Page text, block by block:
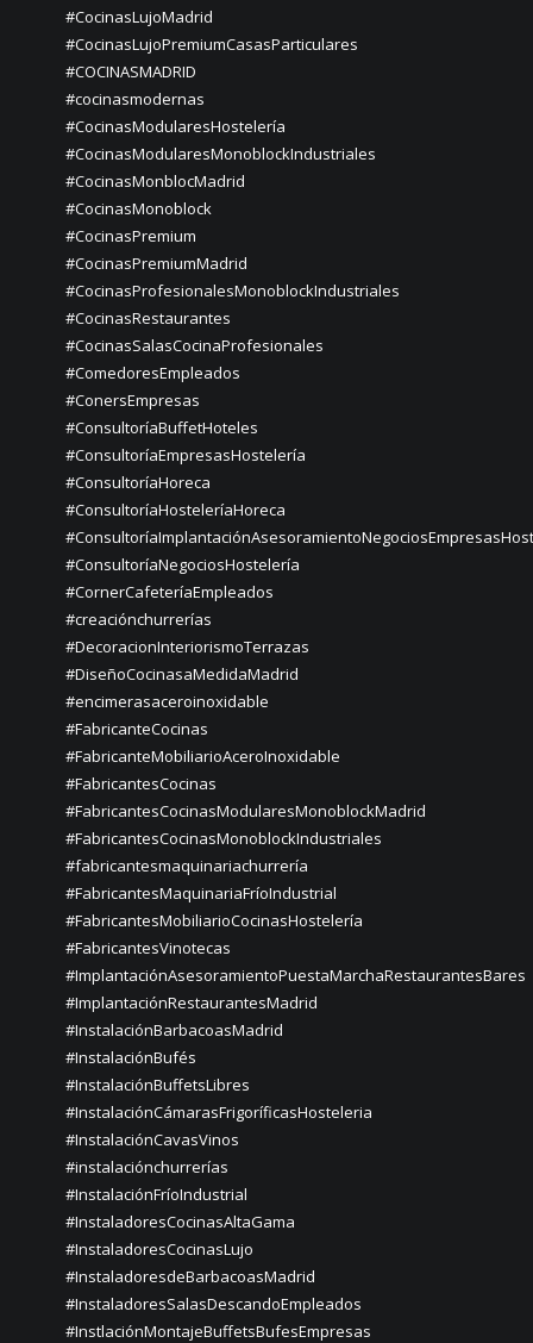
#CocinasLujoMadrid
#CocinasLujoPremiumCasasParticulares
#COCINASMADRID
#cocinasmodernas
#CocinasModularesHostelería
#CocinasModularesMonoblockIndustriales
#CocinasMonblocMadrid
#CocinasMonoblock
#CocinasPremium
#CocinasPremiumMadrid
#CocinasProfesionalesMonoblockIndustriales
#CocinasRestaurantes
#CocinasSalasCocinaProfesionales
#ComedoresEmpleados
#ConersEmpresas
#ConsultoríaBuffetHoteles
#ConsultoríaEmpresasHostelería
#ConsultoríaHoreca
#ConsultoríaHosteleríaHoreca
#ConsultoríaNegociosHostelería
#CornerCafeteríaEmpleados
#creaciónchurrerías
#DecoracionInteriorismoTerrazas
#DiseñoCocinasaMedidaMadrid
#encimerasaceroinoxidable
#FabricanteCocinas
#FabricanteMobiliarioAceroInoxidable
#FabricantesCocinas
#FabricantesCocinasModularesMonoblockMadrid
#FabricantesCocinasMonoblockIndustriales
#fabricantesmaquinariachurrería
#FabricantesMaquinariaFríoIndustrial
#FabricantesMobiliarioCocinasHostelería
#FabricantesVinotecas
#ImplantaciónAsesoramientoPuestaMarchaRestaurantesBares
#ImplantaciónRestaurantesMadrid
#InstalaciónBarbacoasMadrid
#InstalaciónBufés
#InstalaciónBuffetsLibres
#InstalaciónCámarasFrigoríficasHosteleria
#InstalaciónCavasVinos
#instalaciónchurrerías
#InstalaciónFríoIndustrial
#InstaladoresCocinasAltaGama
#InstaladoresCocinasLujo
#InstaladoresdeBarbacoasMadrid
#InstaladoresSalasDescandoEmpleados
#InstlaciónMontajeBuffetsBufesEmpresas